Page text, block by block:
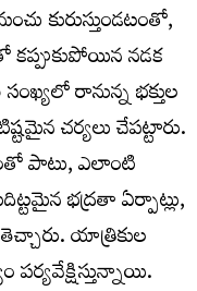
కురుస్తుండటంతో,
కప్పుకుపోయిన నడక
రానున్న భక్తుల
చర్యలు చేపట్టారు.
పాటు, ఎలాంటి
భద్రతా ఏర్పాట్లు,
యాత్రికుల
పర్యవేక్షిస్తున్నాయి.